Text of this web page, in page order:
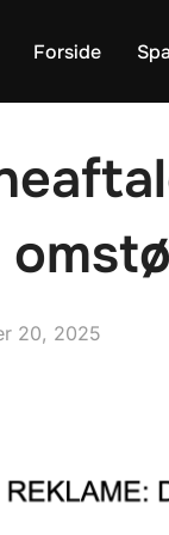
Forside
20, 2025